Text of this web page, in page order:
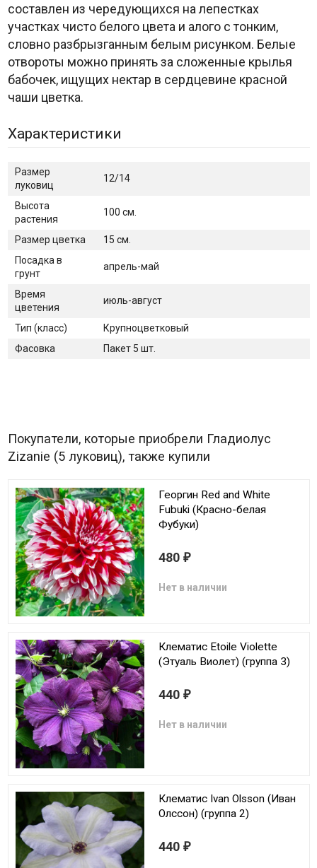
составлен из чередующихся на лепестках
участках чисто белого цвета и алого с тонким,
словно разбрызганным белым рисунком. Белые
отвороты можно принять за сложенные крылья
бабочек, ищущих нектар в сердцевине красной
чаши цветка.
Характеристики
Размер
луковиц
12/14
Высота
растения
100 см.
Размер цветка
15 см.
Посадка в
грунт
апрель-май
Время
цветения
июль-август
Тип (класс)
Крупноцветковый
Фасовка
Пакет 5 шт.
Покупатели, которые приобрели Гладиолус
Zizanie (5 луковиц), также купили
Георгин Red and White
Fubuki (Красно-белая
Фубуки)
480 ₽
Нет в наличии
Клематис Etoile Violette
(Этуаль Виолет) (группа 3)
440 ₽
Нет в наличии
Клематис Ivan Olsson (Иван
Олссон) (группа 2)
440 ₽